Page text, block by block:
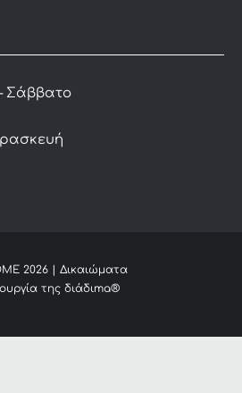
Σάββατο
2026 | Δικαιώματα
της διάδιma®